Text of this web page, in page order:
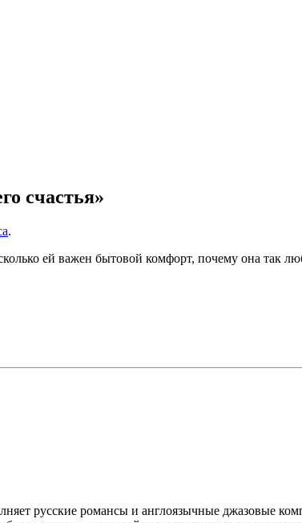
счастья»
.
ей важен бытовой комфорт, почему она
русские романсы и англоязычные джазовые